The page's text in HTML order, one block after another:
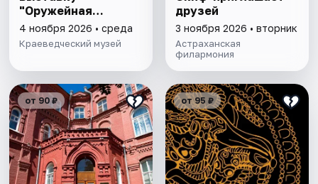
"Оружейная
комната"
4 ноября 2026 • среда
Краеведческий музей
друзей
3 ноября 2026 • вторник
Астраханская
филармония
от 90 ₽ от 95 ₽